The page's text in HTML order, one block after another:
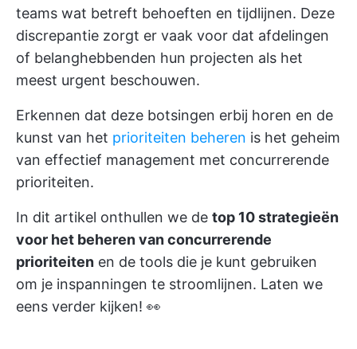
teams wat betreft behoeften en tijdlijnen. Deze
discrepantie zorgt er vaak voor dat afdelingen
of belanghebbenden hun projecten als het
meest urgent beschouwen.
Erkennen dat deze botsingen erbij horen en de
kunst van het prioriteiten beheren is het geheim
van effectief management met concurrerende
prioriteiten.
In dit artikel onthullen we de top 10 strategieën
voor het beheren van concurrerende
prioriteiten en de tools die je kunt gebruiken
om je inspanningen te stroomlijnen. Laten we
eens verder kijken! 👀